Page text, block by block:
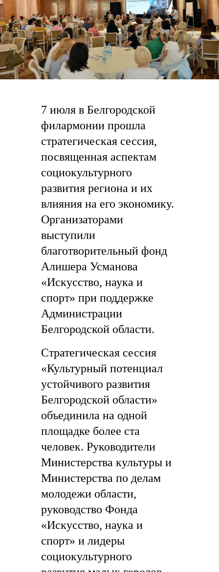
7 июля в Белгородской
филармонии прошла
стратегическая сессия,
посвященная аспектам
социокультурного
развития региона и их
влияния на его экономику.
Организаторами
выступили
благотворительный фонд
Алишера Усманова
«Искусство, наука и
спорт» при поддержке
Администрации
Белгородской области.
Стратегическая сессия
«Культурный потенциал
устойчивого развития
Белгородской области»
объединила на одной
площадке более ста
человек. Руководители
Министерства культуры и
Министерства по делам
молодежи области,
руководство Фонда
«Искусство, наука и
спорт» и лидеры
социокультурного